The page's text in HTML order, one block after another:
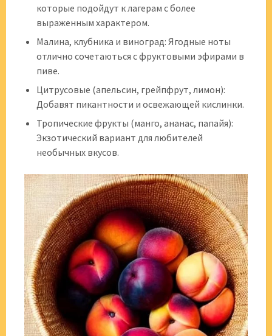
которые подойдут к лагерам с более
выраженным характером.
Малина, клубника и виноград: Ягодные ноты
отлично сочетаються с фруктовыми эфирами в
пиве.
Цитрусовые (апельсин, грейпфрут, лимон):
Добавят пикантности и освежающей кислинки.
Тропические фрукты (манго, ананас, папайя):
Экзотический вариант для любителей
необычных вкусов.